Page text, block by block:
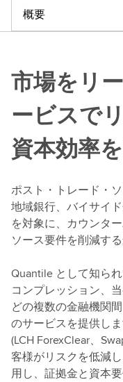
概要
市場をリ
ービスで
資本効率
ポスト・トレード・
地域銀行、バイサイ
を対象に、カウンタ
ソース要件を削減す
Quantile として知られ
コンプレッション、
どの複数の金融機関
のサービスを提供し
(LCH ForexClear、
客様がリスクを低減
用し、証拠金と資本